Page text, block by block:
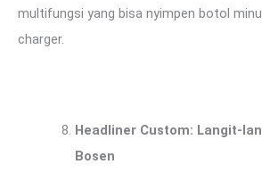
multifungsi yang bisa nyimpen botol
charger.
Headliner Custom: Langit-
Bosen